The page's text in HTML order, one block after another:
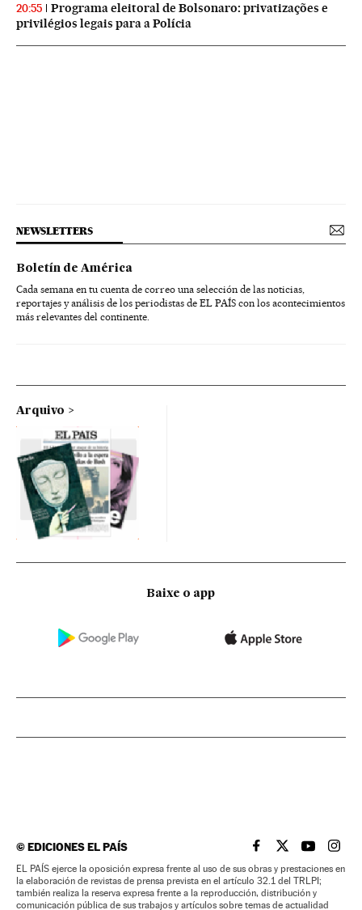
20:55
Programa eleitoral de Bolsonaro: privatizações e
privilégios legais para a Polícia
NEWSLETTERS
Boletín de América
Cada semana en tu cuenta de correo una selección de las noticias,
reportajes y análisis de los periodistas de EL PAÍS con los acontecimientos
más relevantes del continente.
Arquivo
Baixe o app
©EDICIONES EL PAÍS EL PAÍS BRASIL EN
EL PAÍSEL PAÍS
EL
EL PAÍS ejerce la oposición expresa frente al uso de sus obras y prestaciones en
la elaboración de revistas de prensa prevista en el artículo 32.1 del TRLPI;
también realiza la reserva expresa frente a la reproducción, distribución y
comunicación pública de sus trabajos y artículos sobre temas de actualidad